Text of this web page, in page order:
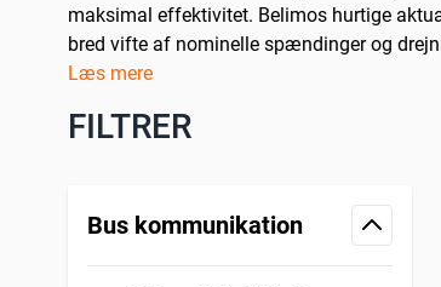
maksimal effektivitet. Belimos hurtige
bred vifte af nominelle spændinger og
Læs mere
FILTRER
Skip to product list
Bus kommunikation
filter